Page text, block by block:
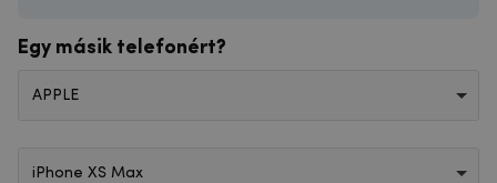
Egy másik telefonért?
APPLE
iPhone XS Max